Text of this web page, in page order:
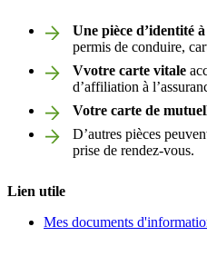
Une pièce d’identité
permis de conduire,
Vvotre carte vitale
d’affiliation à
Votre carte de
D’autres pièces
prise de rendez-vous.
Lien utile
Mes documents